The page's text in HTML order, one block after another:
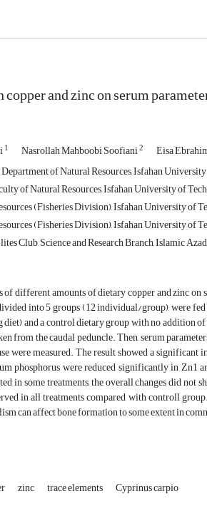
and zinc on serum
1 Nasrollah Mahboobi Soofiani2 Eisa
of Natural Resources, Isfahan
of Natural Resources, Isfahan University of
(Fisheries Division), Isfahan University of
(Fisheries Division), Isfahan University of
Club, Science and Research Branch, Islamic
of different amounts of dietary copper and zinc
into 5 groups (12 individual/group), were
and a control dietary group with no addition
from the caudal peduncle. Then, serum
were measured. The result showed a
phosphorus were reduced significantly in Zn1
in some treatments, the overall changes did
in all treatments compared with controll
can affect bone formation to some extent in
zinc trace elements Cyprinus carpio